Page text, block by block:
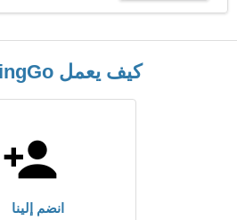
كيف يعمل BgrDatingGo
انضم إلينا